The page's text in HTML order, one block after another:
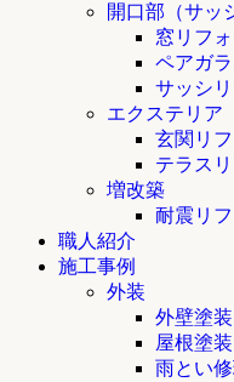
開口部（サッ
窓リフ
ペアガ
サッシ
エクステリア
玄関リ
テラス
増改築
耐震リ
職人紹介
施工事例
外装
外壁塗装
屋根塗装
雨とい